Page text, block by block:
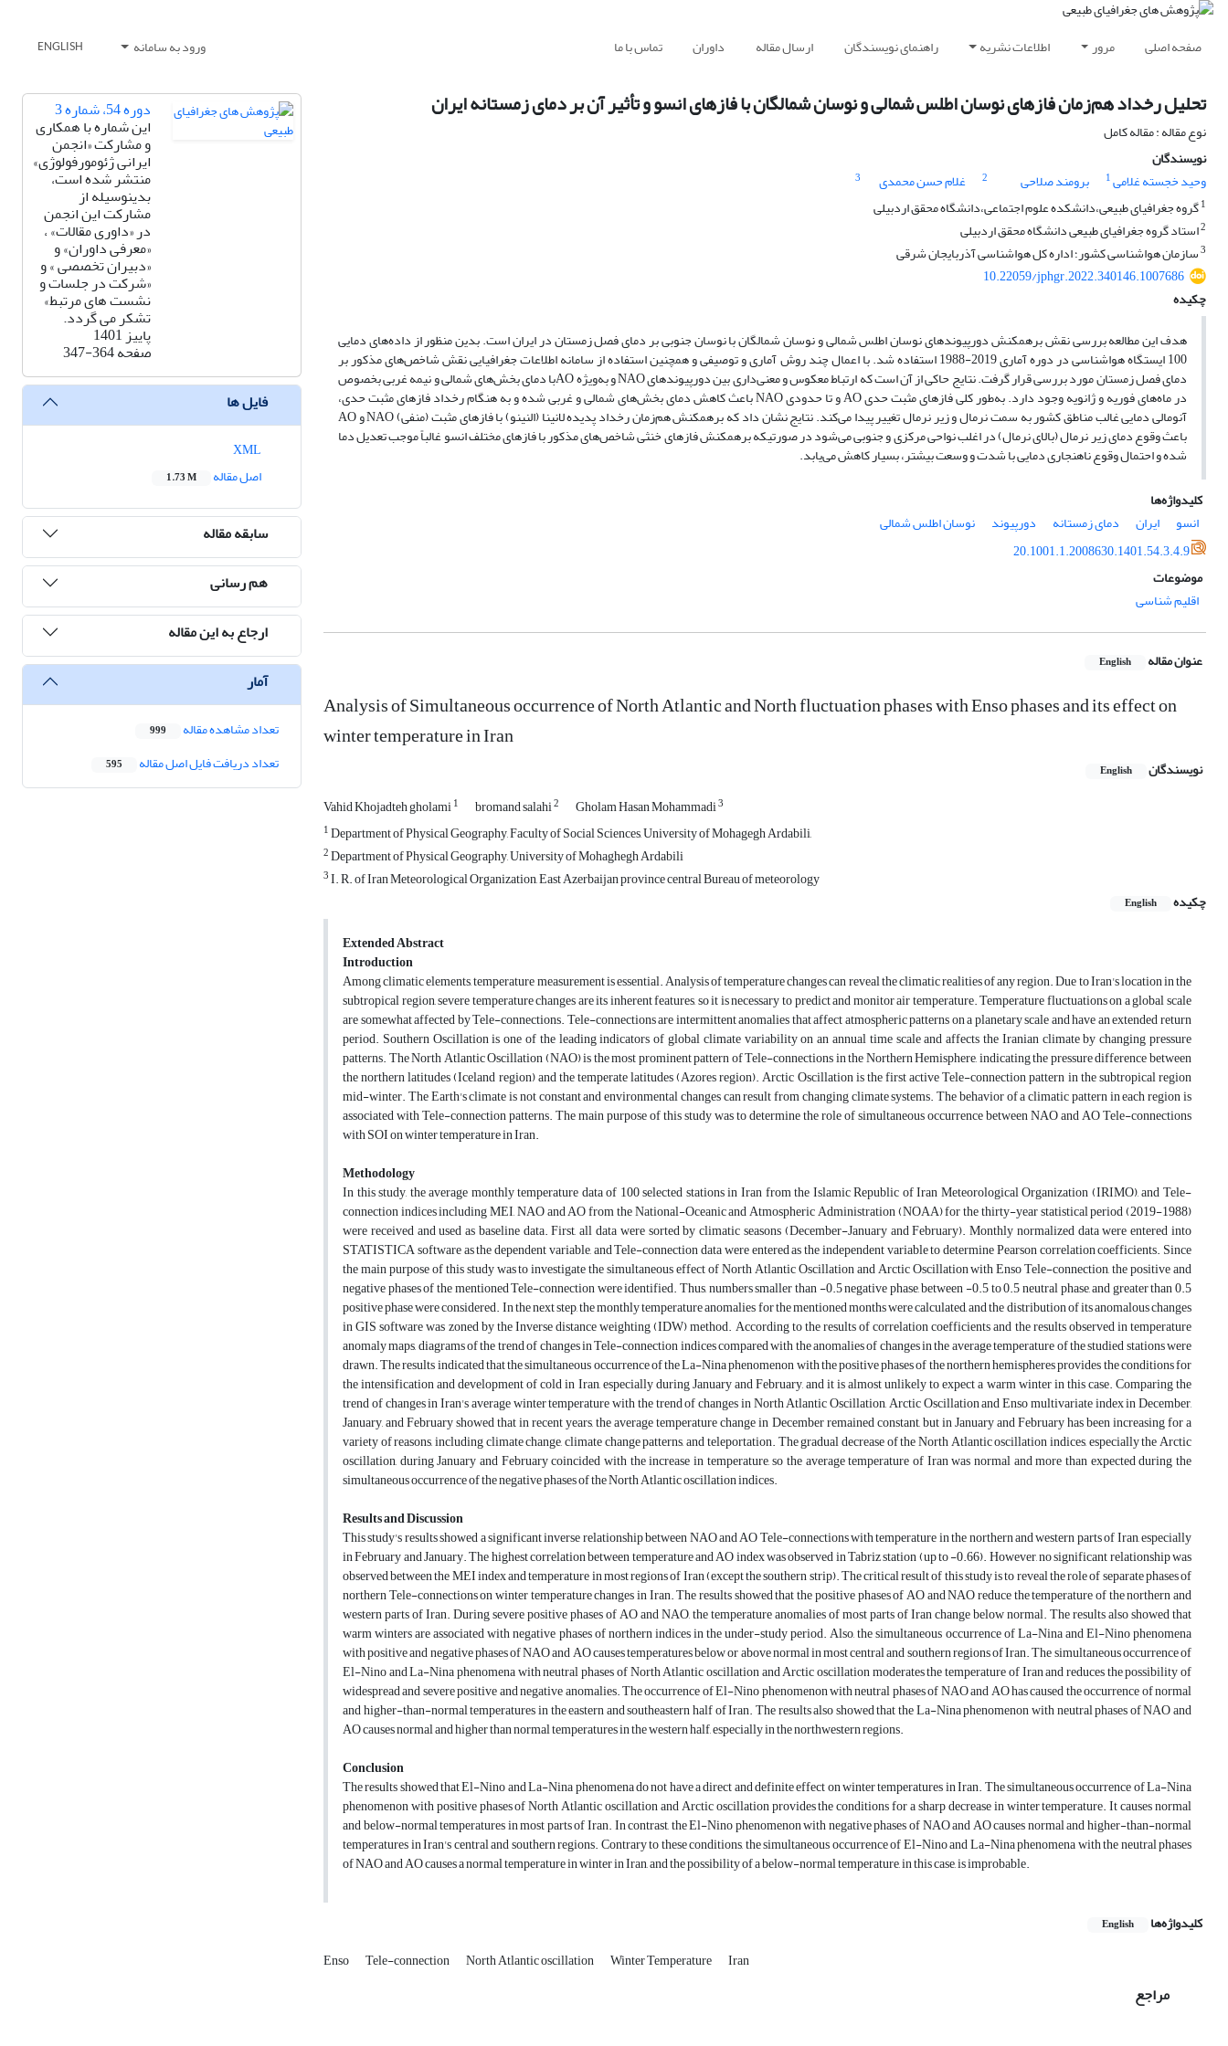
صفحه اصلی مرور اطلاعات نشریه راهنمای نویسندگان ارسال مقاله داوران تماس با ما ورود به سامانه ENGLISH
تحلیل رخداد هم‌زمان فازهای نوسان اطلس شمالی و نوسان شمالگان با فازهای انسو و تأثیر آن بر دمای زمستانه ایران
نوع مقاله : مقاله کامل
نویسندگان
وحید خجسته غلامی1 برومند صلاحی 2 غلام حسن محمدی
3
1گروه جغرافیای طبیعی،دانشکده علوم اجتماعی،دانشگاه محقق اردبیلی
2استاد گروه جغرافیای طبیعی دانشگاه محقق اردبیلی
3سازمان هواشناسی کشور؛ اداره کل هواشناسی آذربایجان شرقی
10.22059/jphgr.2022.340146.1007686
چکیده
هدف این مطالعه بررسی نقش برهمکنش دورپیوندهای نوسان اطلس شمالی و نوسان شمالگان با نوسان جنوبی بر دمای فصل زمستان در ایران است. بدین منظور از داده‌های دمایی
100 ایستگاه هواشناسی در دوره آماری 2019-1988 استفاده شد. با اعمال چند روش آماری و توصیفی و همچنین استفاده از سامانه اطلاعات جغرافیایی نقش شاخص‌های مذکور بر
دمای فصل زمستان مورد بررسی قرار گرفت. نتایج حاکی از آن است که ارتباط معکوس و معنی‌داری بین دورپیوندهای NAO و به‌ویژه AOبا دمای بخش‌های شمالی و نیمه غربی بخصوص
در ماه‌های فوریه و ژانویه وجود دارد. به‌طور کلی فازهای مثبت حدی AO و تا حدودی NAO باعث کاهش دمای بخش‌های شمالی و غربی شده و به هنگام رخداد فازهای مثبت حدی،
آنومالی دمایی غالب مناطق کشور به سمت نرمال و زیر نرمال تغییر پیدا می‌کند. نتایج نشان داد که برهمکنش هم‌زمان رخداد پدیده لانینا (النینو) با فازهای مثبت (منفی) NAO و AO
باعث وقوع دمای زیر نرمال (بالای نرمال) در اغلب نواحی مرکزی و جنوبی می‌شود در صورتیکه برهمکنش فازهای خنثی شاخص‌های مذکور با فازهای مختلف انسو غالباً موجب تعدیل دما
شده و احتمال وقوع ناهنجاری دمایی با شدت و وسعت بیشتر، بسیار کاهش می‌یابد.
کلیدواژه‌ها
انسو
ایران دمای زمستانه دورپیوند
نوسان اطلس شمالی
20.1001.1.2008630.1401.54.3.4.9
موضوعات
اقلیم شناسی
عنوان مقاله English
Analysis of Simultaneous occurrence of North Atlantic and North fluctuation phases with Enso phases and its effect on
winter temperature in Iran
نویسندگان English
Vahid Khojadteh gholami1 bromand salahi2 Gholam Hasan Mohammadi3
1Department of Physical Geography, Faculty of Social Sciences, University of Mohagegh Ardabili,
2Department of Physical Geography, University of Mohaghegh Ardabili
3I. R. of Iran Meteorological Organization, East Azerbaijan province central Bureau of meteorology
چکیده
English
Extended Abstract
Introduction
Among climatic elements, temperature measurement is essential. Analysis of temperature changes can reveal the climatic realities of any region. Due to Iran's location in the
subtropical region, severe temperature changes are its inherent features, so it is necessary to predict and monitor air temperature. Temperature fluctuations on a global scale
are somewhat affected by Tele-connections. Tele-connections are intermittent anomalies that affect atmospheric patterns on a planetary scale and have an extended return
period. Southern Oscillation is one of the leading indicators of global climate variability on an annual time scale and affects the Iranian climate by changing pressure
patterns. The North Atlantic Oscillation (NAO) is the most prominent pattern of Tele-connections in the Northern Hemisphere, indicating the pressure difference between
the northern latitudes (Iceland region) and the temperate latitudes (Azores region). Arctic Oscillation is the first active Tele-connection pattern in the subtropical region
mid-winter. The Earth's climate is not constant and environmental changes can result from changing climate systems. The behavior of a climatic pattern in each region is
associated with Tele-connection patterns. The main purpose of this study was to determine the role of simultaneous occurrence between NAO and AO Tele-connections
with SOI on winter temperature in Iran.
Methodology
In this study, the average monthly temperature data of 100 selected stations in Iran from the Islamic Republic of Iran Meteorological Organization (IRIMO), and Tele-
connection indices including MEI, NAO and AO from the National-Oceanic and Atmospheric Administration (NOAA) for the thirty-year statistical period (2019-1988)
were received and used as baseline data. First, all data were sorted by climatic seasons (December-January and February). Monthly normalized data were entered into
STATISTICA software as the dependent variable, and Tele-connection data were entered as the independent variable to determine Pearson correlation coefficients. Since
the main purpose of this study was to investigate the simultaneous effect of North Atlantic Oscillation and Arctic Oscillation with Enso Tele-connection, the positive and
negative phases of the mentioned Tele-connection were identified. Thus, numbers smaller than -0.5 negative phase, between -0.5 to 0.5 neutral phase, and greater than 0.5
positive phase were considered. In the next step, the monthly temperature anomalies for the mentioned months were calculated, and the distribution of its anomalous changes
in GIS software was zoned by the Inverse distance weighting (IDW) method. According to the results of correlation coefficients and the results observed in temperature
anomaly maps, diagrams of the trend of changes in Tele-connection indices compared with the anomalies of changes in the average temperature of the studied stations were
drawn. The results indicated that the simultaneous occurrence of the La-Nina phenomenon with the positive phases of the northern hemispheres provides the conditions for
the intensification and development of cold in Iran, especially during January and February, and it is almost unlikely to expect a warm winter in this case. Comparing the
trend of changes in Iran's average winter temperature with the trend of changes in North Atlantic Oscillation, Arctic Oscillation and Enso multivariate index in December,
January, and February showed that in recent years, the average temperature change in December remained constant, but in January and February has been increasing for a
variety of reasons, including climate change, climate change patterns, and teleportation. The gradual decrease of the North Atlantic oscillation indices, especially the Arctic
oscillation, during January and February coincided with the increase in temperature, so the average temperature of Iran was normal and more than expected during the
simultaneous occurrence of the negative phases of the North Atlantic oscillation indices.
Results and Discussion
This study's results showed a significant inverse relationship between NAO and AO Tele-connections with temperature in the northern and western parts of Iran, especially
in February and January. The highest correlation between temperature and AO index was observed in Tabriz station (up to -0.66). However, no significant relationship was
observed between the MEI index and temperature in most regions of Iran (except the southern strip). The critical result of this study is to reveal the role of separate phases of
northern Tele-connections on winter temperature changes in Iran. The results showed that the positive phases of AO and NAO reduce the temperature of the northern and
western parts of Iran. During severe positive phases of AO and NAO, the temperature anomalies of most parts of Iran change below normal. The results also showed that
warm winters are associated with negative phases of northern indices in the under-study period. Also, the simultaneous occurrence of La-Nina and El-Nino phenomena
with positive and negative phases of NAO and AO causes temperatures below or above normal in most central and southern regions of Iran. The simultaneous occurrence of
El-Nino and La-Nina phenomena with neutral phases of North Atlantic oscillation and Arctic oscillation moderates the temperature of Iran and reduces the possibility of
widespread and severe positive and negative anomalies. The occurrence of El-Nino phenomenon with neutral phases of NAO and AO has caused the occurrence of normal
and higher-than-normal temperatures in the eastern and southeastern half of Iran. The results also showed that the La-Nina phenomenon with neutral phases of NAO and
AO causes normal and higher than normal temperatures in the western half, especially in the northwestern regions.
Conclusion
The results showed that El-Nino and La-Nina phenomena do not have a direct and definite effect on winter temperatures in Iran. The simultaneous occurrence of La-Nina
phenomenon with positive phases of North Atlantic oscillation and Arctic oscillation provides the conditions for a sharp decrease in winter temperature. It causes normal
and below-normal temperatures in most parts of Iran. In contrast, the El-Nino phenomenon with negative phases of NAO and AO causes normal and higher-than-normal
temperatures in Iran's central and southern regions. Contrary to these conditions, the simultaneous occurrence of El-Nino and La-Nina phenomena with the neutral phases
of NAO and AO causes a normal temperature in winter in Iran, and the possibility of a below-normal temperature, in this case, is improbable.
کلیدواژه‌ها English
Enso Tele-connection North Atlantic oscillation Winter Temperature Iran
مراجع
دوره 54، شماره 3
این شماره با همکاری
و مشارکت «انجمن
ایرانی ژئومورفولوژی»
منتشر شده است،
بدینوسیله از
مشارکت این انجمن
در «داوری مقالات» ،
«معرفی داوران» و
«دبیران تخصصی » و
«شرکت در جلسات و
نشست های مرتبط»
تشکر می گردد.
پاییز 1401
صفحه347-364
فایل ها
اصل مقاله
1.73 M
سابقه مقاله
هم رسانی
ارجاع به این مقاله
آمار
تعداد مشاهده مقاله 999
تعداد دریافت فایل اصل مقاله 595